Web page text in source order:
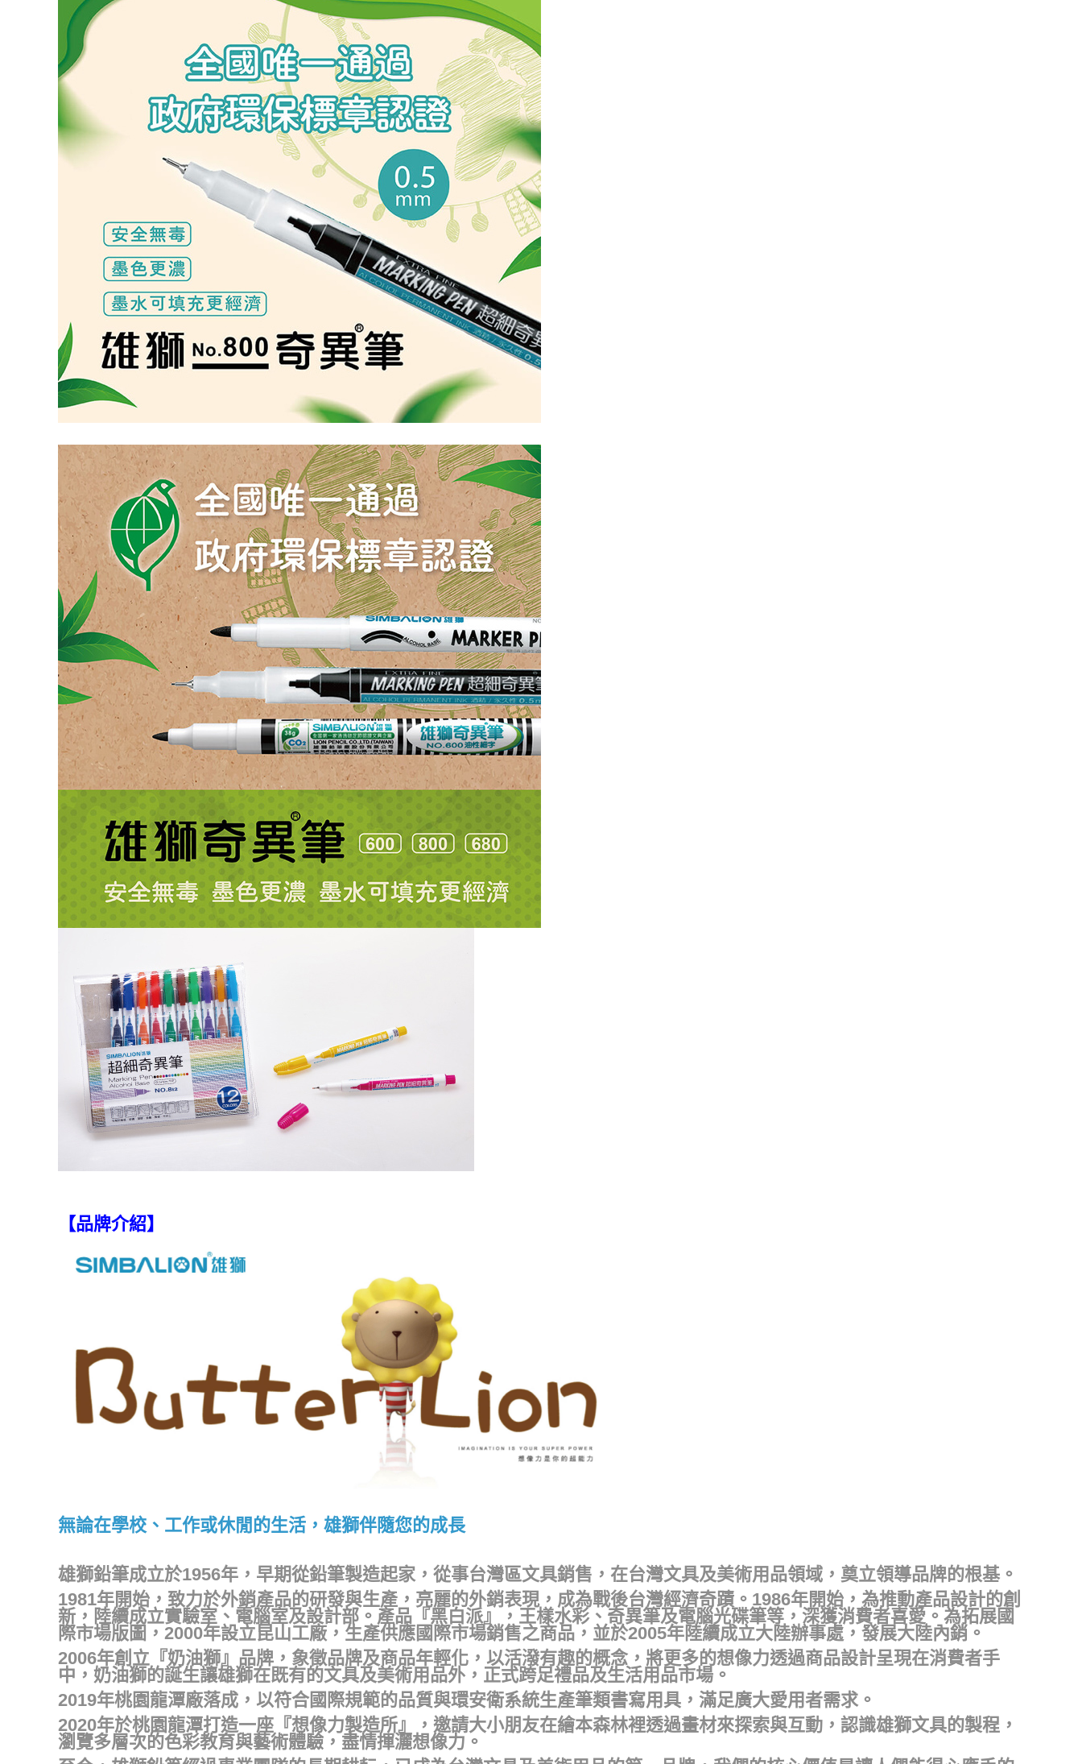
【品牌介紹】
無論在學校、工作或休閒的生活，雄獅伴隨您的成長
雄獅鉛筆成立於1956年，早期從鉛筆製造起家，從事台灣區文具銷售，在台灣文具及美術用品領域，奠立領導品牌的根基。
1981年開始，致力於外銷產品的研發與生產，亮麗的外銷表現，成為戰後台灣經濟奇蹟。1986年開始，為推動產品設計的創
新，陸續成立實驗室、電腦室及設計部。產品『黑白派』，王樣水彩、奇異筆及電腦光碟筆等，深獲消費者喜愛。為拓展國
際市場版圖，2000年設立昆山工廠，生產供應國際市場銷售之商品，並於2005年陸續成立大陸辦事處，發展大陸內銷。
2006年創立『奶油獅』品牌，象徵品牌及商品年輕化，以活潑有趣的概念，將更多的想像力透過商品設計呈現在消費者手
中，奶油獅的誕生讓雄獅在既有的文具及美術用品外，正式跨足禮品及生活用品市場。
2019年桃園龍潭廠落成，以符合國際規範的品質與環安衛系統生產筆類書寫用具，滿足廣大愛用者需求。
2020年於桃園龍潭打造一座『想像力製造所』，邀請大小朋友在繪本森林裡透過畫材來探索與互動，認識雄獅文具的製程，
瀏覽多層次的色彩教育與藝術體驗，盡情揮灑想像力。